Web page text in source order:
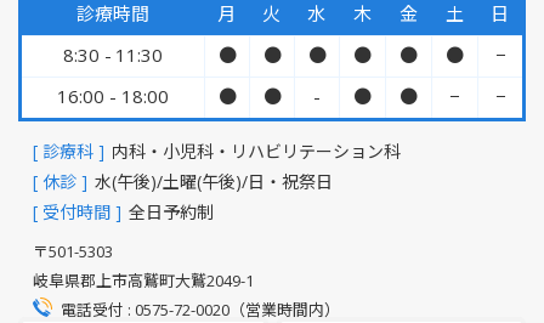
診療時間 月 火 水 木 金 土
日
8:30 - 11:30
● ● ● ● ● ●
−
16:00 - 18:00
● ● - ● ● − −
[ 診療科 ] 内科・小児科・リハビリテーション科
[ 休診 ] 水(午後)/土曜(午後)/日・祝祭日
[ 受付時間 ] 全日予約制
〒501-5303
岐阜県郡上市高鷲町大鷲2049-1
電話受付 : 0575-72-0020（営業時間内）